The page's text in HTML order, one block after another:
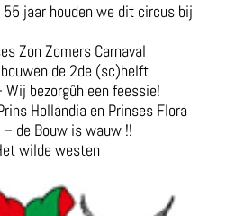
jaar houden we dit circus bij
Zon Zomers Carnaval
de 2de (sc)helft
bezorgûh een feessie!
Hollandia en Prinses Flora
de Bouw is wauw !!
wilde westen